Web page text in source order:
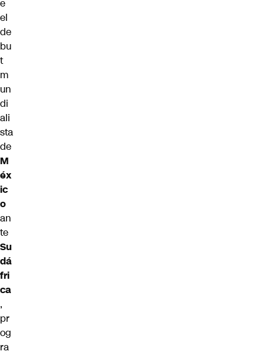
e
el
de
bu
t
m
un
di
ali
sta
de
M
éx
ic
o
an
te
Su
dá
fri
ca
,
pr
og
ra